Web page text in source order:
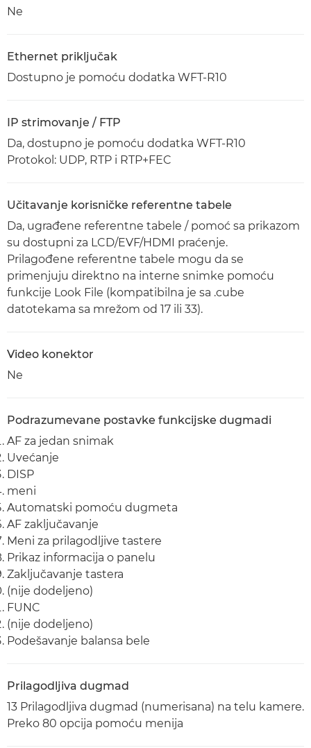
Ne
Ethernet priključak
Dostupno je pomoću dodatka WFT-R10
IP strimovanje / FTP
Da, dostupno je pomoću dodatka WFT-R10
Protokol: UDP, RTP i RTP+FEC
Učitavanje korisničke referentne tabele
Da, ugrađene referentne tabele / pomoć sa prikazom
su dostupni za LCD/EVF/HDMI praćenje.
Prilagođene referentne tabele mogu da se
primenjuju direktno na interne snimke pomoću
funkcije Look File (kompatibilna je sa .cube
datotekama sa mrežom od 17 ili 33).
Video konektor
Ne
Podrazumevane postavke funkcijske dugmadi
AF za jedan snimak
Uvećanje
DISP
meni
Automatski pomoću dugmeta
AF zaključavanje
Meni za prilagodljive tastere
Prikaz informacija o panelu
Zaključavanje tastera
(nije dodeljeno)
FUNC
(nije dodeljeno)
Podešavanje balansa bele
Prilagodljiva dugmad
13 Prilagodljiva dugmad (numerisana) na telu kamere.
Preko 80 opcija pomoću menija